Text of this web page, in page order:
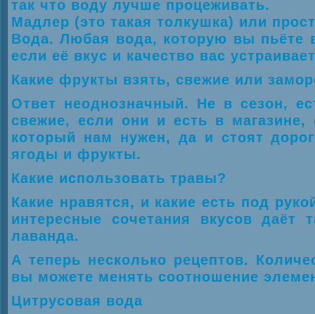
так что воду лучше процеживать.
Мадлер (это такая толкушка) или
Вода. Любая вода, которую вы пьёте
если её вкус и качество вас
Какие фрукты взять, свежие или
Ответ неоднозначный. Не в сезон,
свежие, если они и есть в
который нам нужен, да и стоят
ягоды и фрукты.
Какие использовать травы?
Какие нравятся, и какие есть под
интересные сочетания вкусов
лаванда.
А теперь несколько рецептов.
вы можете менять соотношение
Цитрусовая вода